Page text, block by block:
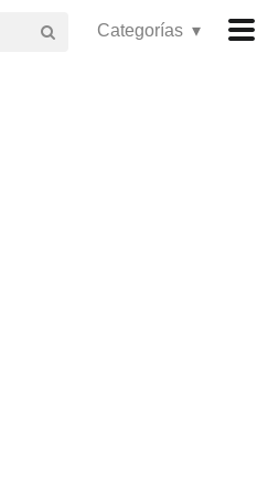
Categorías ▾